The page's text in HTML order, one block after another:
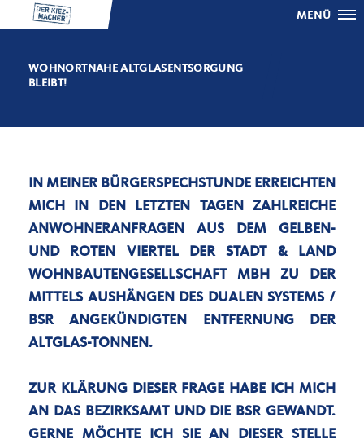
MENÜ
WOHNORTNAHE ALTGLASENTSORGUNG
BLEIBT!
IN MEINER BÜRGERSPECHSTUNDE ERREICHTEN
MICH IN DEN LETZTEN TAGEN ZAHLREICHE
ANWOHNERANFRAGEN AUS DEM GELBEN-
UND ROTEN VIERTEL DER STADT & LAND
WOHNBAUTENGESELLSCHAFT MBH ZU DER
MITTELS AUSHÄNGEN DES DUALEN SYSTEMS /
BSR ANGEKÜNDIGTEN ENTFERNUNG DER
ALTGLAS-TONNEN.
ZUR KLÄRUNG DIESER FRAGE HABE ICH MICH
AN DAS BEZIRKSAMT UND DIE BSR GEWANDT.
GERNE MÖCHTE ICH SIE AN DIESER STELLE